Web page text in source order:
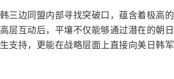
三边同盟内部寻找突破口，蕴含着极高的
层互动后，平壤不仅能够通过潜在的朝日
支持，更能在战略层面上直接向美日韩军